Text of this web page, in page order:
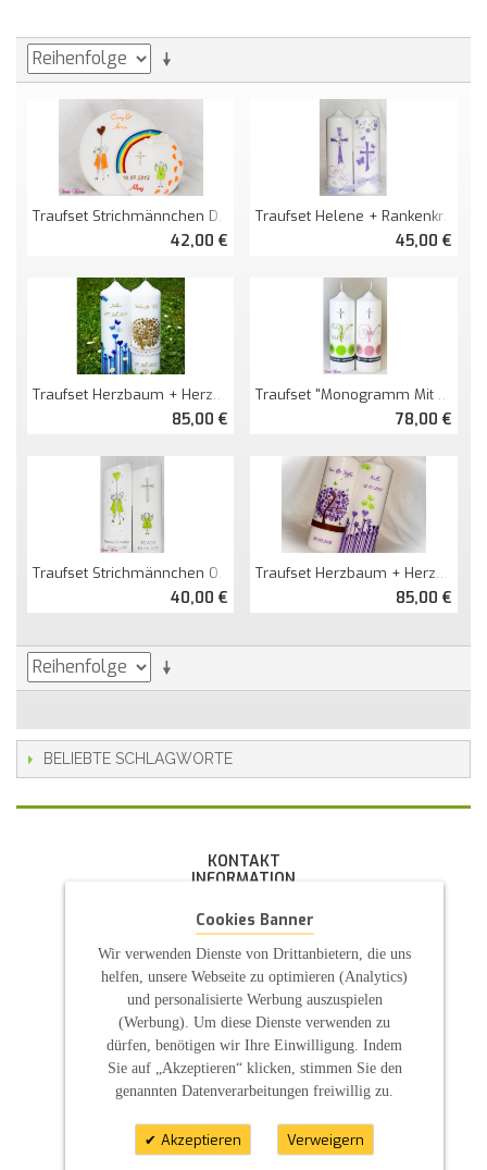
Traufset Strichmännchen Doppeldiskus
42,00 €
Traufset Helene + Rankenkreuz
45,00 €
Traufset Herzbaum + Herzwiese
85,00 €
Traufset "Monogramm Mit Zeichen"
78,00 €
Traufset Strichmännchen Oval Abg.
40,00 €
Traufset Herzbaum + Herzwiese
85,00 €
BELIEBTE SCHLAGWORTE
KONTAKT
INFORMATION
- Allgemeine Geschäftsbedingung (AGB)
- Widerrufsbelehrung
- Datenschutzerklärung
- Impressum
- Pflegehinweise
E-Mail: infos@sp-kerzen.de
Cookies Banner
Wir verwenden Dienste von Drittanbietern, die uns
helfen, unsere Webseite zu optimieren (Analytics)
und personalisierte Werbung auszuspielen
(Werbung). Um diese Dienste verwenden zu
dürfen, benötigen wir Ihre Einwilligung. Indem
Sie auf „Akzeptieren“ klicken, stimmen Sie den
genannten Datenverarbeitungen freiwillig zu.
Akzeptieren Verweigern